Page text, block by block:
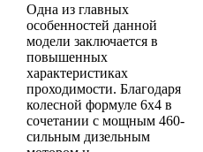
Одна из главных
особенностей данной
модели заключается в
повышенных
характеристиках
проходимости. Благодаря
колесной формуле 6x4 в
сочетании с мощным 460-
сильным дизельным